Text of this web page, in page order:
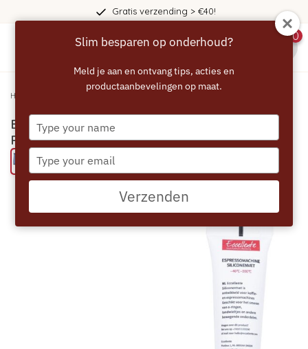
Gratis verzending > €40!
0
Home
ECCELLENTE Siliconenvet en O-ringen voor
Philips Saeco
Probeer eens een ECCELLENTE product
Slim besparen op onderhoud?
Meld je aan en ontvang tips, acties en
productaanbevelingen op maat.
Type
your
name
Type
your
email
Verzenden